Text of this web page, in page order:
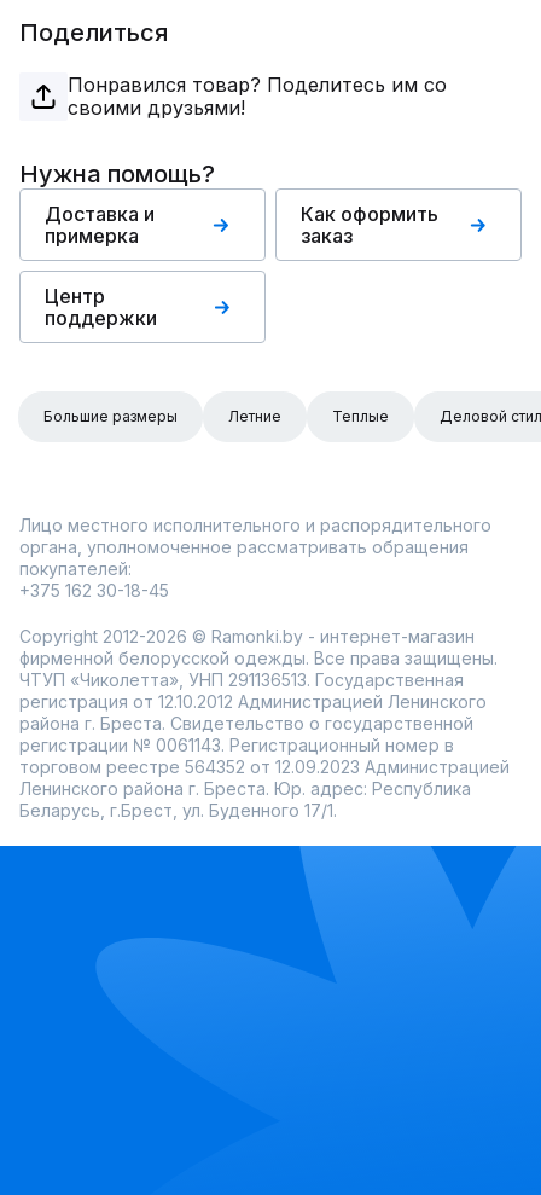
Поделиться
Понравился товар? Поделитесь им со
своими друзьями!
Нужна помощь?
Доставка и
примерка
Как оформить
заказ
Центр
поддержки
Большие размеры Летние Теплые Деловой
Лицо местного исполнительного и распорядительного
органа, уполномоченное рассматривать обращения
покупателей:
+375 162 30-18-45
Copyright 2012-2026 © Ramonki.by - интернет-магазин
фирменной белорусской одежды. Все права защищены.
ЧТУП «Чиколетта», УНП 291136513. Государственная
регистрация от 12.10.2012 Администрацией Ленинского
района г. Бреста. Свидетельство о государственной
регистрации № 0061143. Регистрационный номер в
торговом реестре 564352 от 12.09.2023 Администрацией
Ленинского района г. Бреста. Юр. адрес: Республика
Беларусь, г.Брест, ул. Буденного 17/1.